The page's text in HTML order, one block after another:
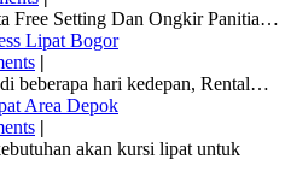
Free Setting Dan Ongkir Panitia…
Lipat Bogor
|
beberapa hari kedepan, Rental…
Area Depok
|
akan kursi lipat untuk